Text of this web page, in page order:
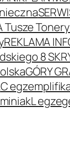
Tusze
REKLAMA
8
GÓRY
C
L